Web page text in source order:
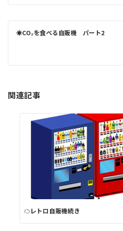
ビ
ゲ
ー
ョ
☀CO₂を食べる自販機 パート2
関連記事
☁レトロ自販機続き